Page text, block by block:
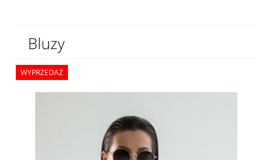
Bluzy
WYPRZEDAŻ